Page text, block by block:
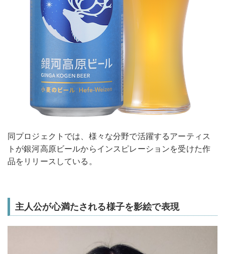
同プロジェクトでは、様々な分野で活躍するアーティス
トが銀河高原ビールからインスピレーションを受けた作
品をリリースしている。
主人公が心満たされる様子を影絵で表現